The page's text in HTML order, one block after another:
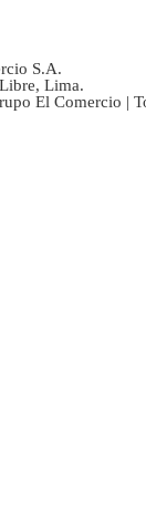
S.A.
Lima.
El Comercio |